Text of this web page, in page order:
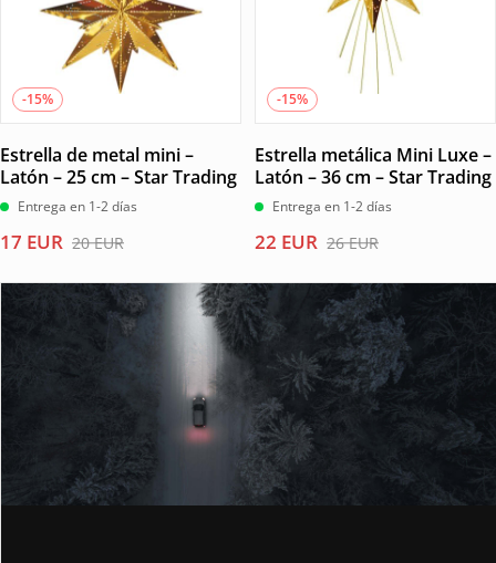
-15%
Estrella de metal mini –
Latón – 25 cm – Star Trading
Entrega en 1-2 días
20EUR
El
original
20 EUR.
17 EUR
El
actual
17 EUR.
-15%
Estrella metálica Mini Luxe –
Latón – 36 cm – Star Trading
Entrega en 1-2 días
26EUR
El
original
era:
26 EUR.
22 EUR
El
actual
es:
22 EUR.